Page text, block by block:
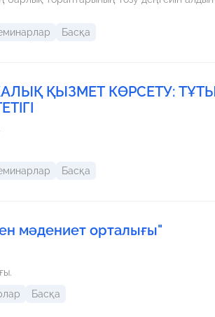
Басқа
ҚЫЗМЕТ КӨРСЕТУ:
Басқа
мәдениет орталығы"
Басқа